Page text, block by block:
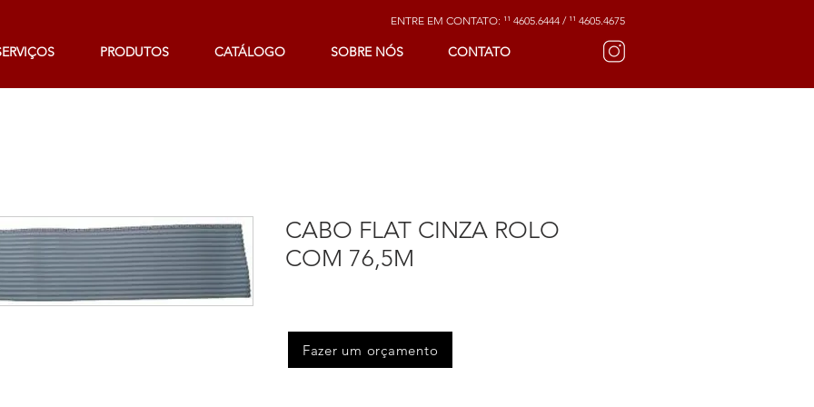
ENTRE EM CONTATO: ¹¹ 4605.6444 / ¹¹ 4605.4675
PRODUTOS CATÁLOGO SOBRE NÓS CONTATO
CABO FLAT CINZA ROLO
COM 76,5M
Fazer um orçamento